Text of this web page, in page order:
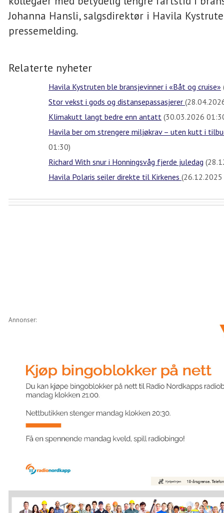
Johanna Hansli, salgsdirektør i Havila
pressemelding.
Relaterte nyheter
Havila Kystruten ble bransjevinner i «Båt og cruise»
Stor vekst i gods og distansepassasjerer
Klimakutt langt bedre enn antatt (30.03.2026
Havila ber om strengere miljøkrav – uten kutt i
01:30)
Richard With snur i Honningsvåg fjerde juledag
Havila Polaris seiler direkte til Kirkenes
Annonser: